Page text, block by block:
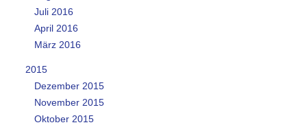
Juli 2016
April 2016
März 2016
2015
Dezember 2015
November 2015
Oktober 2015